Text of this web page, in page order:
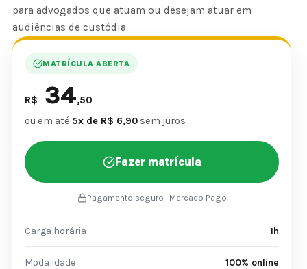
para advogados que atuam ou desejam atuar em
audiências de custódia.
MATRÍCULA ABERTA
R$ 34,50
ou em até 5x de R$ 6,90 sem juros
Fazer matrícula
Pagamento seguro · Mercado Pago
Carga horária 1h
Modalidade 100% online